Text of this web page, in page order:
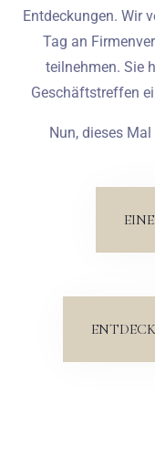
Entdeckungen. Wir
Tag an
teilnehmen. Sie
Geschäftstreffen
Nun, dieses